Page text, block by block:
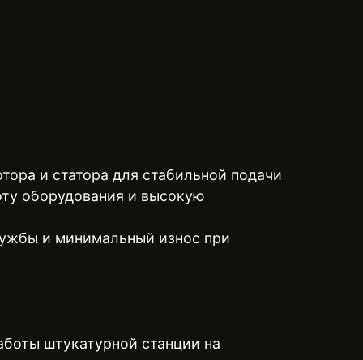
и статора для стабильной подачи
оборудования и высокую
и минимальный износ при
штукатурной станции на